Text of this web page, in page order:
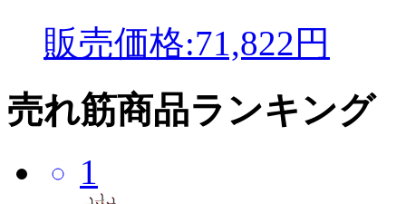
販売価格:71,822円
売れ筋商品ランキング
1